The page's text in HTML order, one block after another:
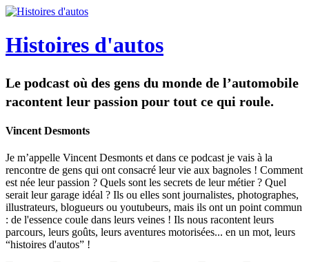
Histoires d'autos
Le podcast où des gens du monde de l’automobile
racontent leur passion pour tout ce qui roule.
Vincent Desmonts
Je m’appelle Vincent Desmonts et dans ce podcast je vais à la
rencontre de gens qui ont consacré leur vie aux bagnoles ! Comment
est née leur passion ? Quels sont les secrets de leur métier ? Quel
serait leur garage idéal ? Ils ou elles sont journalistes, photographes,
illustrateurs, blogueurs ou youtubeurs, mais ils ont un point commun
: de l'essence coule dans leurs veines ! Ils nous racontent leurs
parcours, leurs goûts, leurs aventures motorisées... en un mot, leurs
“histoires d'autos” !